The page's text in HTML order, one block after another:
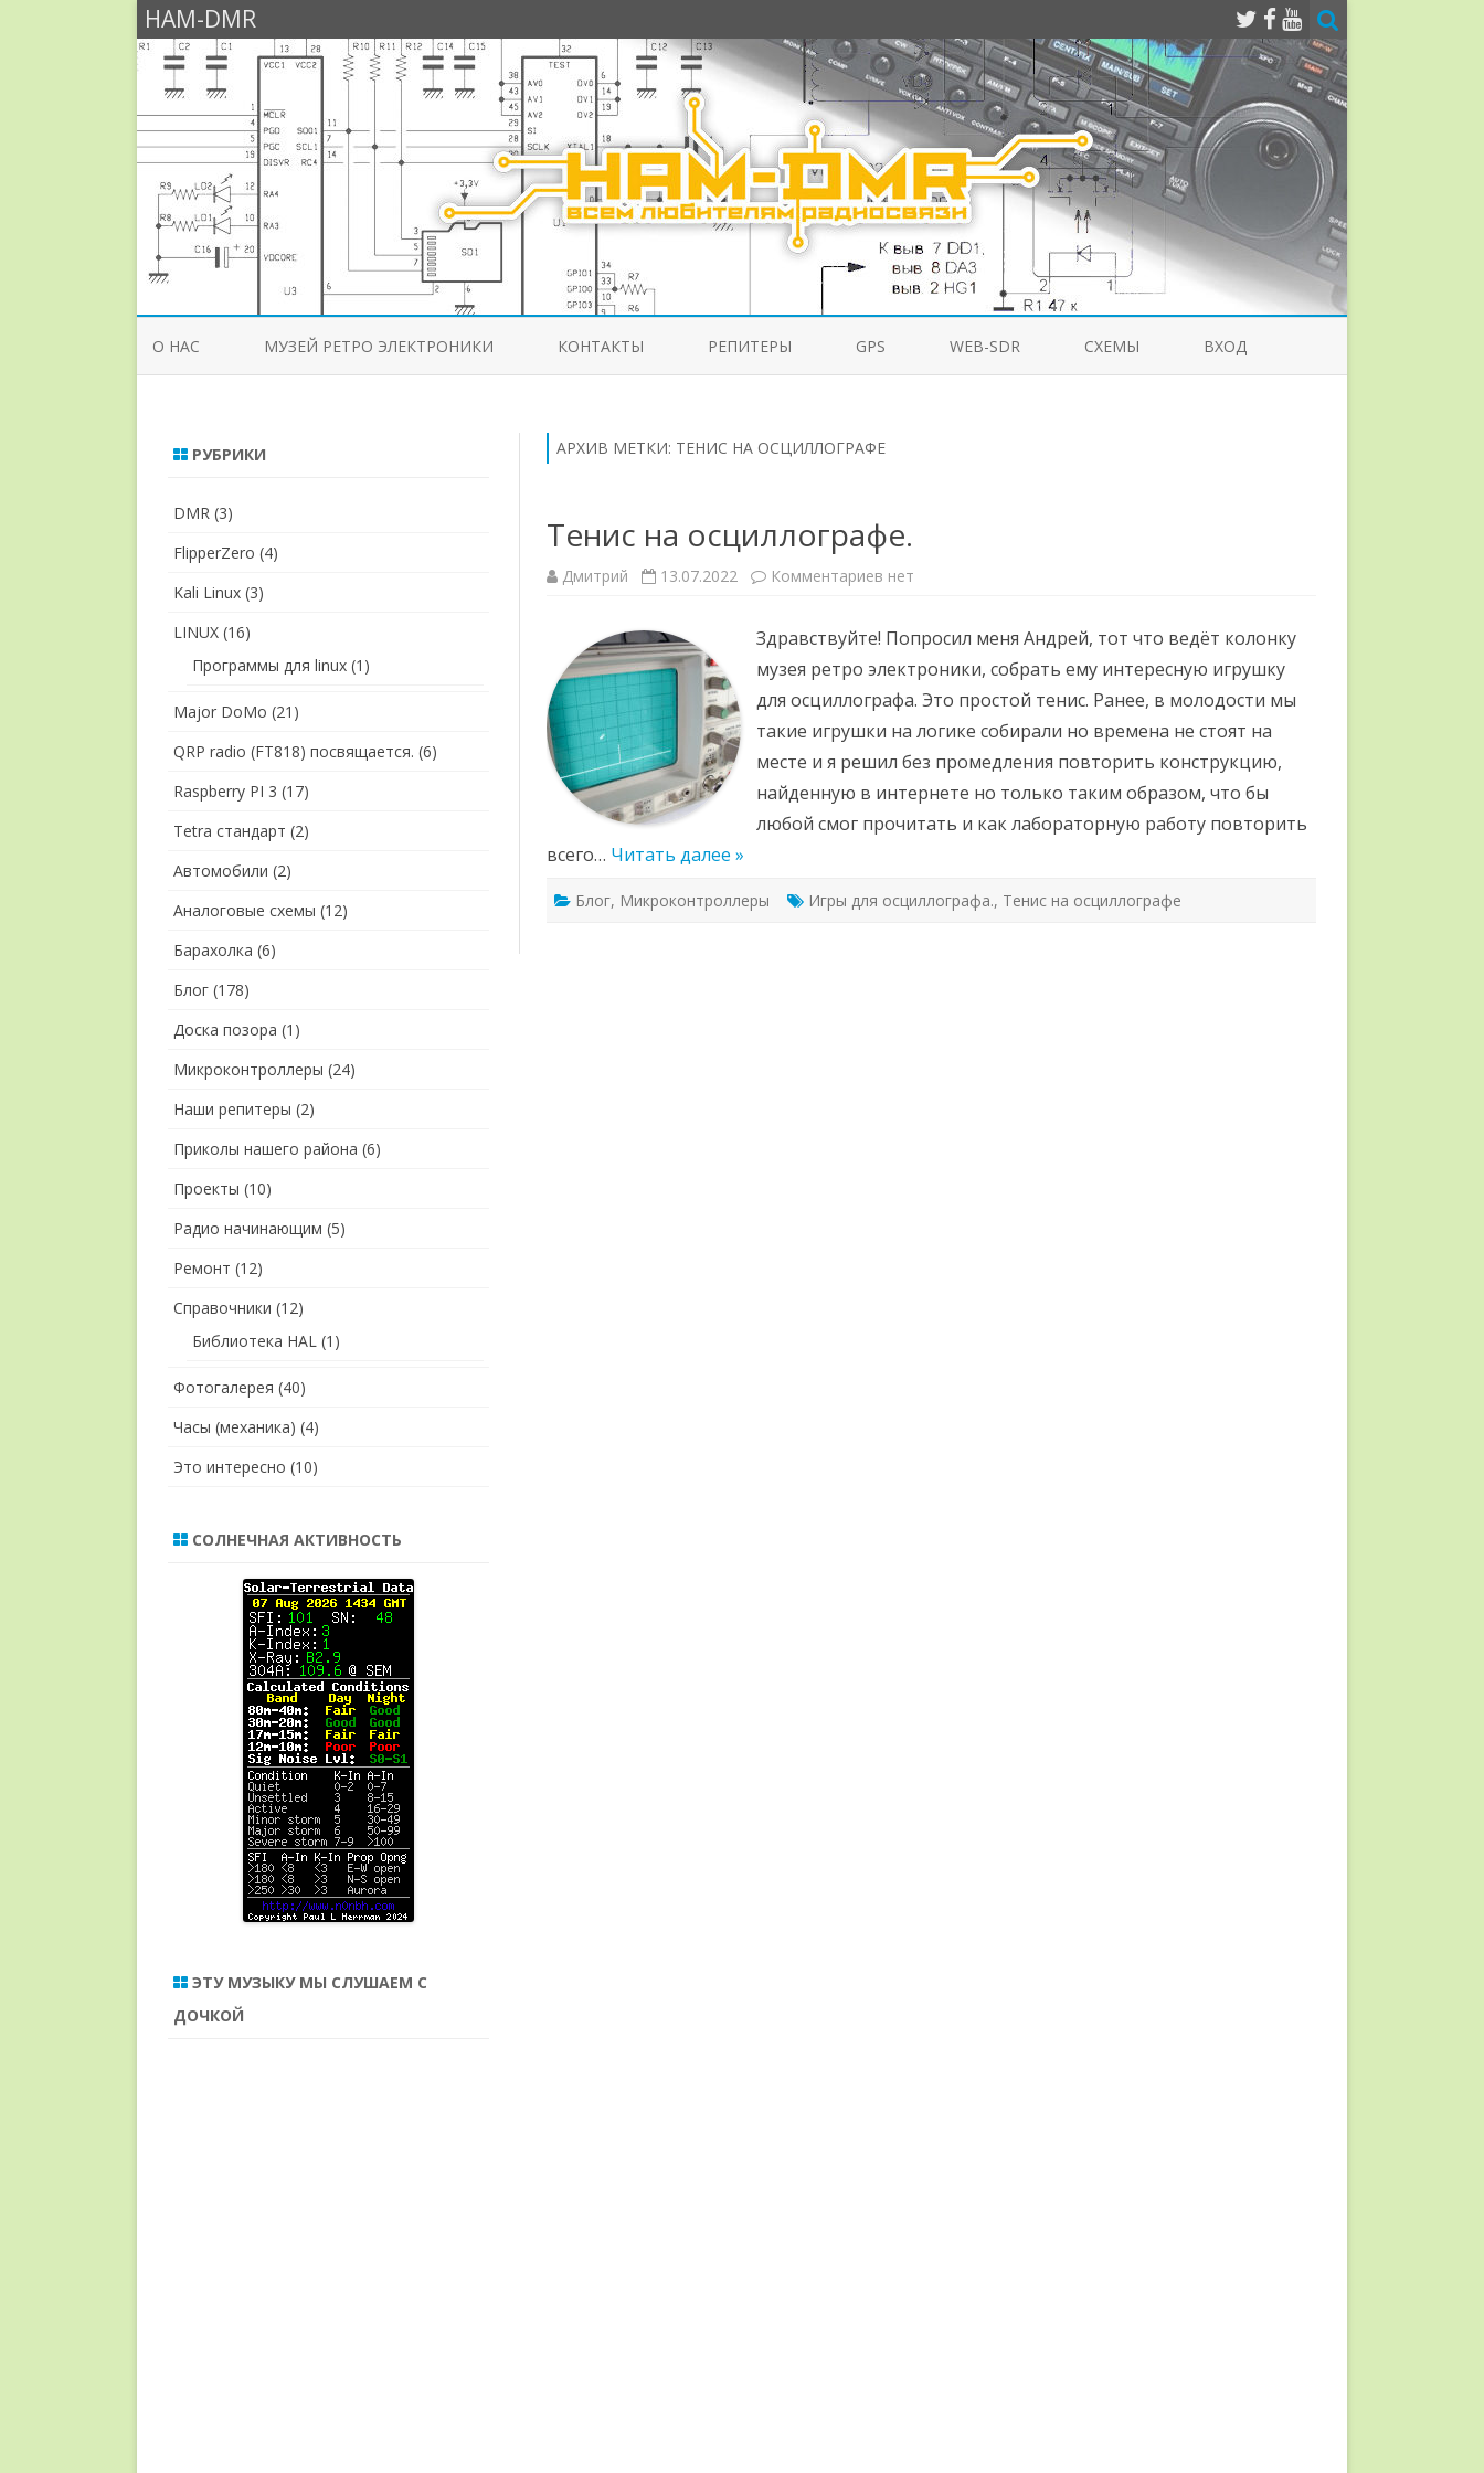
HAM-DMR
к
О НАС МУЗЕЙ РЕТРО ЭЛЕКТРОНИКИ КОНТАКТЫ РЕПИТЕРЫ GPS WEB-SDR СХЕМЫ ВХОД
АРХИВ МЕТКИ: ТЕНИС НА ОСЦИЛЛОГРАФЕ
Тенис на осциллографе.
Дмитрий 13.07.2022 Комментариев к
осциллографе.
нет
Здравствуйте! Попросил меня Андрей, тот что ведёт колонку
музея ретро электроники, собрать ему интересную игрушку
для осциллографа. Это простой тенис. Ранее, в молодости мы
такие игрушки на логике собирали но времена не стоят на
месте и я решил без промедления повторить конструкцию,
найденную в интернете но только таким образом, что бы
любой смог прочитать и как лабораторную работу повторить
всего… Читать далее »
Блог, Микроконтроллеры Игры для осциллографа., Тенис на осциллографе
РУБРИКИ
DMR (3)
FlipperZero (4)
Kali Linux (3)
LINUX (16)
Программы для linux (1)
Major DoMo (21)
QRP radio (FT818) посвящается. (6)
Raspberry PI 3 (17)
Tetra стандарт (2)
Автомобили (2)
Аналоговые схемы (12)
Барахолка (6)
Блог (178)
Доска позора (1)
Микроконтроллеры (24)
Наши репитеры (2)
Приколы нашего района (6)
Проекты (10)
Радио начинающим (5)
Ремонт (12)
Справочники (12)
Библиотека HAL (1)
Фотогалерея (40)
Часы (механика) (4)
Это интересно (10)
СОЛНЕЧНАЯ АКТИВНОСТЬ
ЭТУ МУЗЫКУ МЫ СЛУШАЕМ С
ДОЧКОЙ